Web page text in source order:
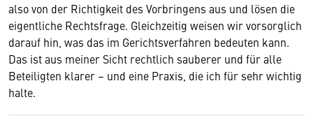
also von der Richtigkeit des Vorbringens aus und lösen die
eigentliche Rechtsfrage. Gleichzeitig weisen wir vorsorglich
darauf hin, was das im Gerichtsverfahren bedeuten kann.
Das ist aus meiner Sicht rechtlich sauberer und für alle
Beteiligten klarer – und eine Praxis, die ich für sehr wichtig
halte.